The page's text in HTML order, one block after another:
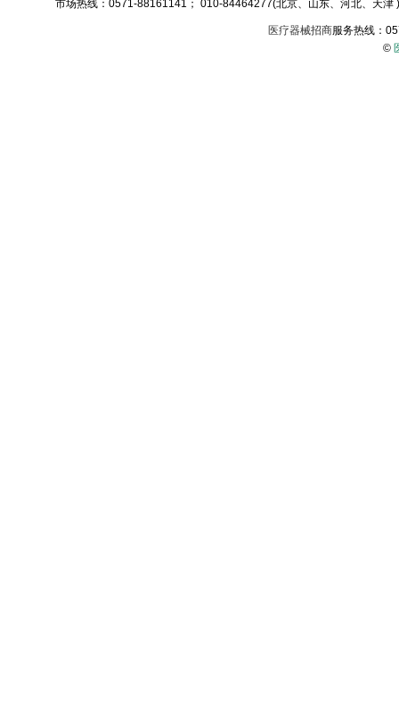
市场热线：0571-88161141； 010-84464277(北京、山东、河北、天
医疗器械招商服务热线：
©